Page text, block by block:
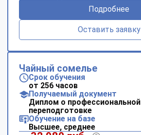
Подробнее
Оставить заявку
Чайный сомелье
Срок обучения
от 256 часов
Получаемый документ
Диплом о профессиональной
переподготовке
Обучение на базе
Высшее, среднее